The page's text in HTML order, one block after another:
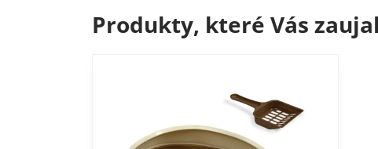
Produkty, které Vás